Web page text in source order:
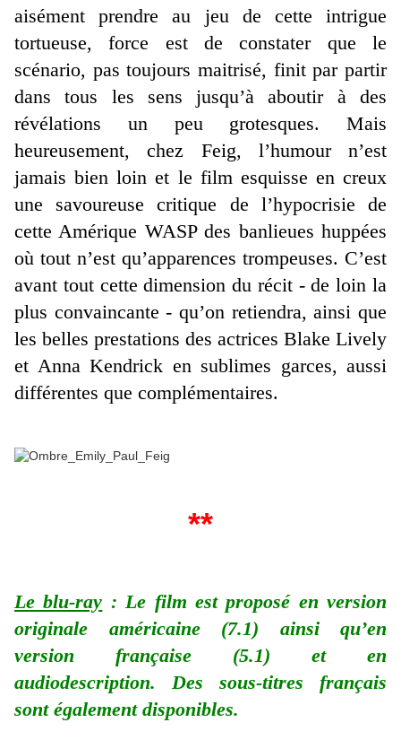
aisément prendre au jeu de cette intrigue
tortueuse, force est de constater que le
scénario, pas toujours maitrisé, finit par partir
dans tous les sens jusqu’à aboutir à des
révélations un peu grotesques. Mais
heureusement, chez Feig, l’humour n’est
jamais bien loin et le film esquisse en creux
une savoureuse critique de l’hypocrisie de
cette Amérique WASP des banlieues huppées
où tout n’est qu’apparences trompeuses. C’est
avant tout cette dimension du récit - de loin la
plus convaincante - qu’on retiendra, ainsi que
les belles prestations des actrices Blake Lively
et Anna Kendrick en sublimes garces, aussi
différentes que complémentaires.
**
Le blu-ray : Le film est proposé en version
originale américaine (7.1) ainsi qu’en
version française (5.1) et en
audiodescription. Des sous-titres français
sont également disponibles.